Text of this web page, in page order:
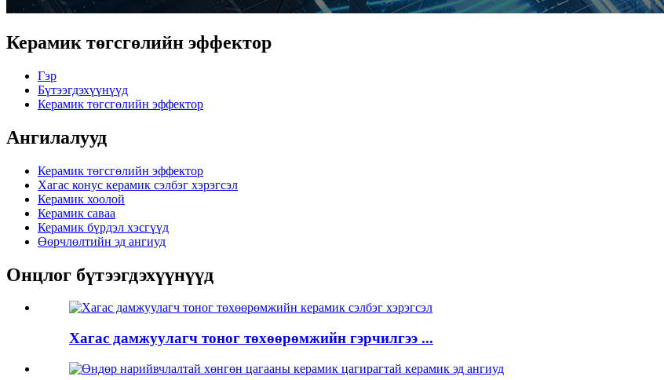
Керамик төгсгөлийн эффектор
Гэр
Бүтээгдэхүүнүүд
Керамик төгсгөлийн эффектор
Ангилалууд
Керамик төгсгөлийн эффектор
Хагас конус керамик сэлбэг хэрэгсэл
Керамик хоолой
Керамик саваа
Керамик бүрдэл хэсгүүд
Өөрчлөлтийн эд ангиуд
Онцлог бүтээгдэхүүнүүд
Хагас дамжуулагч тоног төхөөрөмжийн гэрчилгээ ...